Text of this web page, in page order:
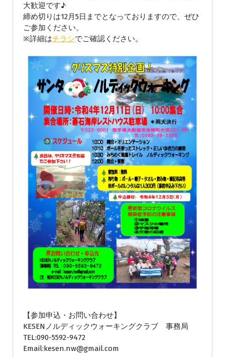
大歓迎です♪
締め切りは12月5日までとなっておりますので、ぜひ
ご参加ください。
※詳細はチラシでご確認ください。
【参加申込・お問い合わせ】
KESENノルディックウォーキングクラブ 事務局
TEL:090-5592-9472
Email:kesen.nw@gmail.com